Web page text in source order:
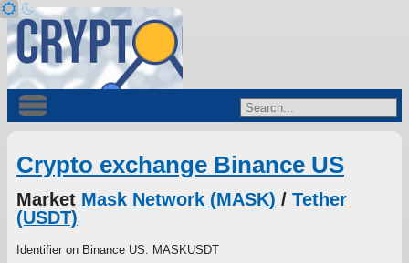
Crypto exchange Binance US
Market Mask Network (MASK) / Tether
(USDT)
Identifier on Binance US: MASKUSDT